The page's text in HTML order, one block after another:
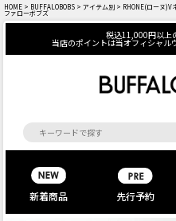
HOME > BUFFALOBOBS > アイテム別 > RHONE(ローヌ)V
ファローボブズ
税込11,000円以上
当店のポイントは当オフィシャル
新着商品 先行予約